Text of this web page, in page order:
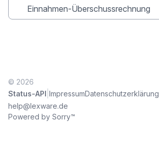
Einnahmen-Überschussrechnung
© 2026
Status-API ImpressumDatenschutzerklärung
help@lexware.de
Powered by Sorry™